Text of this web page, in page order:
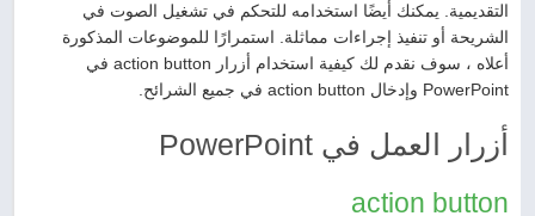
التقديمية. يمكنك أيضًا استخدامه للتحكم في تشغيل الصوت في
الشريحة أو تنفيذ إجراءات مماثلة. استمرارًا للموضوعات المذكورة
أعلاه ، سوف نقدم لك كيفية استخدام أزرار action button في
PowerPoint وإدخال action button في جميع الشرائح.
أزرار العمل في PowerPoint
action button